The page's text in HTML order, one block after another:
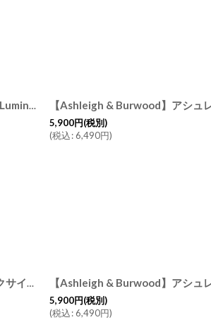
【Ashleigh & Burwood】アシュレイ＆バーウッド フレグランスランプS ルミノシティ Luminosity PFL61H イギリス製 [PFL61H]
5,900円(税別)
(税込:6,490円)
【Ashleigh & Burwood】アシュレイ＆バーウッド 消臭 フレグランスランプS ダークサイドオブザムーン Darkside of the moon ハンドメイド イギリス製
5,900円(税別)
(税込:6,490円)